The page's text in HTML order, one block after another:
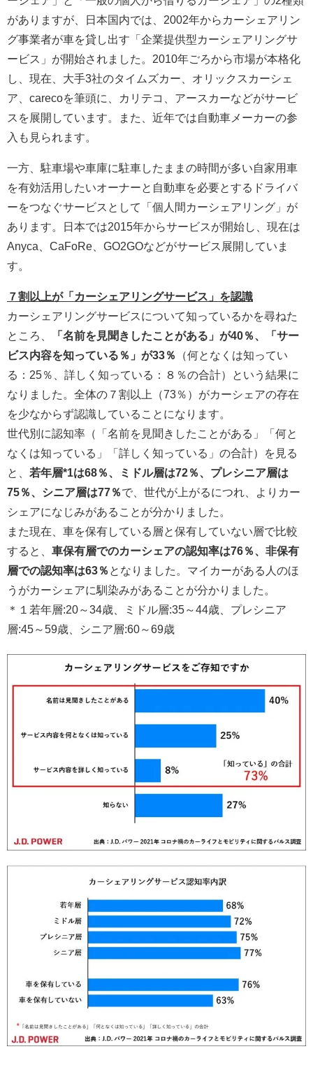
がありますが、日本国内では、2002年からカーシェアリン
グ事業者が車を貸し出す「企業提供型カーシェアリングサ
ービス」が開始されました。2010年ごろから市場が本格化
し、現在、大手3社のタイムズカー、オリックスカーシェ
ア、carecoを筆頭に、カリテコ、アースカーなどがサービ
スを展開しています。また、近年では自動車メーカーの参
入も見られます。
一方、駐車場や車庫に駐車したままの時間が多い自家用車
を有効活用したいオーナーと自動車を必要とするドライバ
ーをつなぐサービスとして「個人間カーシェアリング」が
あります。日本では2015年からサービスが開始し、現在は
Anyca、CaFoRe、GO2GOなどがサービス展開していま
す。
７割以上が「カーシェアリングサービス」を認識
カーシェアリングサービスについて知っているかを尋ねた
ところ、
「名前を見聞きしたことがある」が40％、「サー
ビス内容を知っている％」が33％
（何となくは知ってい
る：25％、詳しく知っている：８％の合計）という結果に
なりました。全体の７割以上（73％）がカーシェアの存在
を少なからず認識していることになります。
世代別に認知率（「名前を見聞きしたことがある」「何と
なくは知っている」「詳しく知っている」の合計）を見る
と、 若年層*1は68％、ミドル層は72％、プレシニア層は
75％、シニア層は77％で、世代が上がるにつれ、よりカー
シェアになじみがあることが分かりました。
また現在、車を保有している層と保有していない層で比較
すると、 車保有層でのカーシェアの認知率は76％、非保有
層での認知率は63％ となりました。マイカーがある人のほ
うがカーシェアに馴染みがあることが分かりました。
＊１若年層:20～34歳、ミドル層:35～44歳、プレシニア
層:45～59歳、シニア層:60～69歳